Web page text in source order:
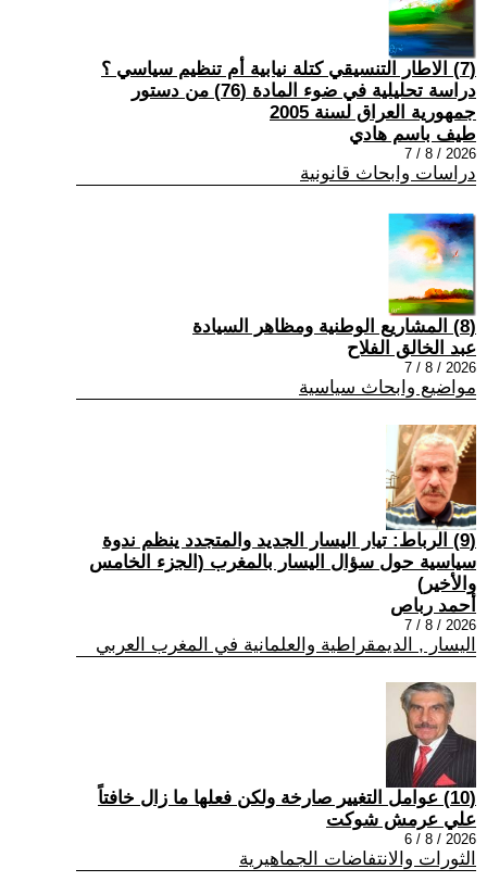
(7) الاطار التنسيقي كتلة نيابية أم تنظيم سياسي ؟
دراسة تحليلية في ضوء المادة (76) من دستور
جمهورية العراق لسنة 2005
طيف باسم هادي
2026 / 8 / 7
دراسات وابحاث قانونية
(8) المشاريع الوطنية ومظاهر السيادة
عبد الخالق الفلاح
2026 / 8 / 7
مواضيع وابحاث سياسية
(9) الرباط: تيار اليسار الجديد والمتجدد ينظم ندوة
سياسية حول سؤال اليسار بالمغرب (الجزء الخامس
والأخير)
أحمد رباص
2026 / 8 / 7
اليسار , الديمقراطية والعلمانية في المغرب العربي
(10) عوامل التغيير صارخة ولكن فعلها ما زال خافتاً
علي عرمش شوكت
2026 / 8 / 6
الثورات والانتفاضات الجماهيرية